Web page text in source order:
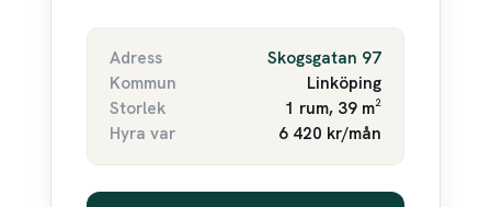
Adress
Skogsgatan 97
Kommun
Linköping
Storlek
1 rum, 39 m²
Hyra var
6 420 kr/mån